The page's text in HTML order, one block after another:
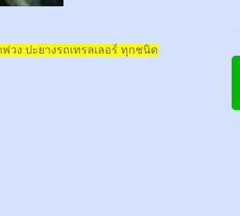
วง ปะยางรถเทรลเลอร์ ทุกชนิด